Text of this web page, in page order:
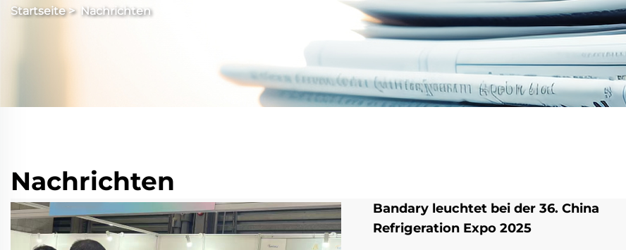
Startseite> Nachrichten
Nachrichten
Bandary leuchtet bei der 36. China
Refrigeration Expo 2025